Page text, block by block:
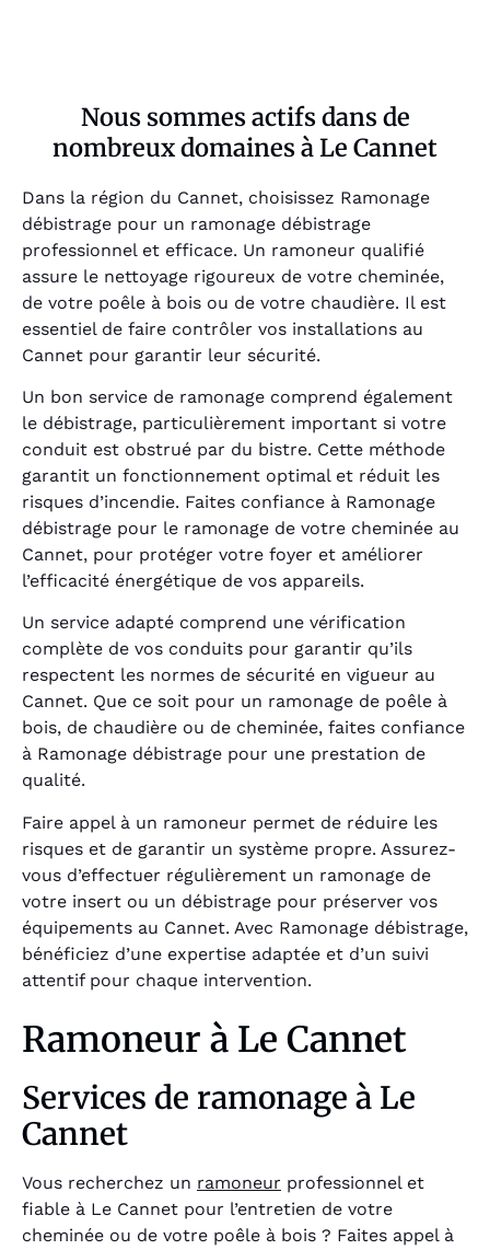
Nous sommes actifs dans de
nombreux domaines à Le Cannet
Dans la région du Cannet, choisissez Ramonage
débistrage pour un ramonage débistrage
professionnel et efficace. Un ramoneur qualifié
assure le nettoyage rigoureux de votre cheminée,
de votre poêle à bois ou de votre chaudière. Il est
essentiel de faire contrôler vos installations au
Cannet pour garantir leur sécurité.
Un bon service de ramonage comprend également
le débistrage, particulièrement important si votre
conduit est obstrué par du bistre. Cette méthode
garantit un fonctionnement optimal et réduit les
risques d’incendie. Faites confiance à Ramonage
débistrage pour le ramonage de votre cheminée au
Cannet, pour protéger votre foyer et améliorer
l’efficacité énergétique de vos appareils.
Un service adapté comprend une vérification
complète de vos conduits pour garantir qu’ils
respectent les normes de sécurité en vigueur au
Cannet. Que ce soit pour un ramonage de poêle à
bois, de chaudière ou de cheminée, faites confiance
à Ramonage débistrage pour une prestation de
qualité.
Faire appel à un ramoneur permet de réduire les
risques et de garantir un système propre. Assurez-
vous d’effectuer régulièrement un ramonage de
votre insert ou un débistrage pour préserver vos
équipements au Cannet. Avec Ramonage débistrage,
bénéficiez d’une expertise adaptée et d’un suivi
attentif pour chaque intervention.
Ramoneur à Le Cannet
Services de ramonage à Le
Cannet
Vous recherchez un ramoneur professionnel et
fiable à Le Cannet pour l’entretien de votre
cheminée ou de votre poêle à bois ? Faites appel à